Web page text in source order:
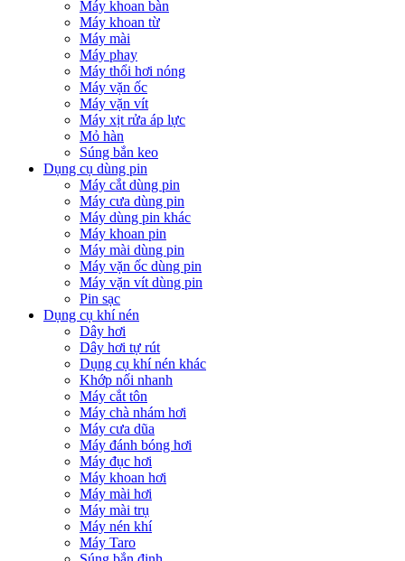
Máy khoan bàn
Máy khoan từ
Máy mài
Máy phay
Máy thổi hơi nóng
Máy vặn ốc
Máy vặn vít
Máy xịt rửa áp lực
Mỏ hàn
Súng bắn keo
Dụng cụ dùng pin
Máy cắt dùng pin
Máy cưa dùng pin
Máy dùng pin khác
Máy khoan pin
Máy mài dùng pin
Máy vặn ốc dùng pin
Máy vặn vít dùng pin
Pin sạc
Dụng cụ khí nén
Dây hơi
Dây hơi tự rút
Dụng cụ khí nén khác
Khớp nối nhanh
Máy cắt tôn
Máy chà nhám hơi
Máy cưa dũa
Máy đánh bóng hơi
Máy đục hơi
Máy khoan hơi
Máy mài hơi
Máy mài trụ
Máy nén khí
Máy Taro